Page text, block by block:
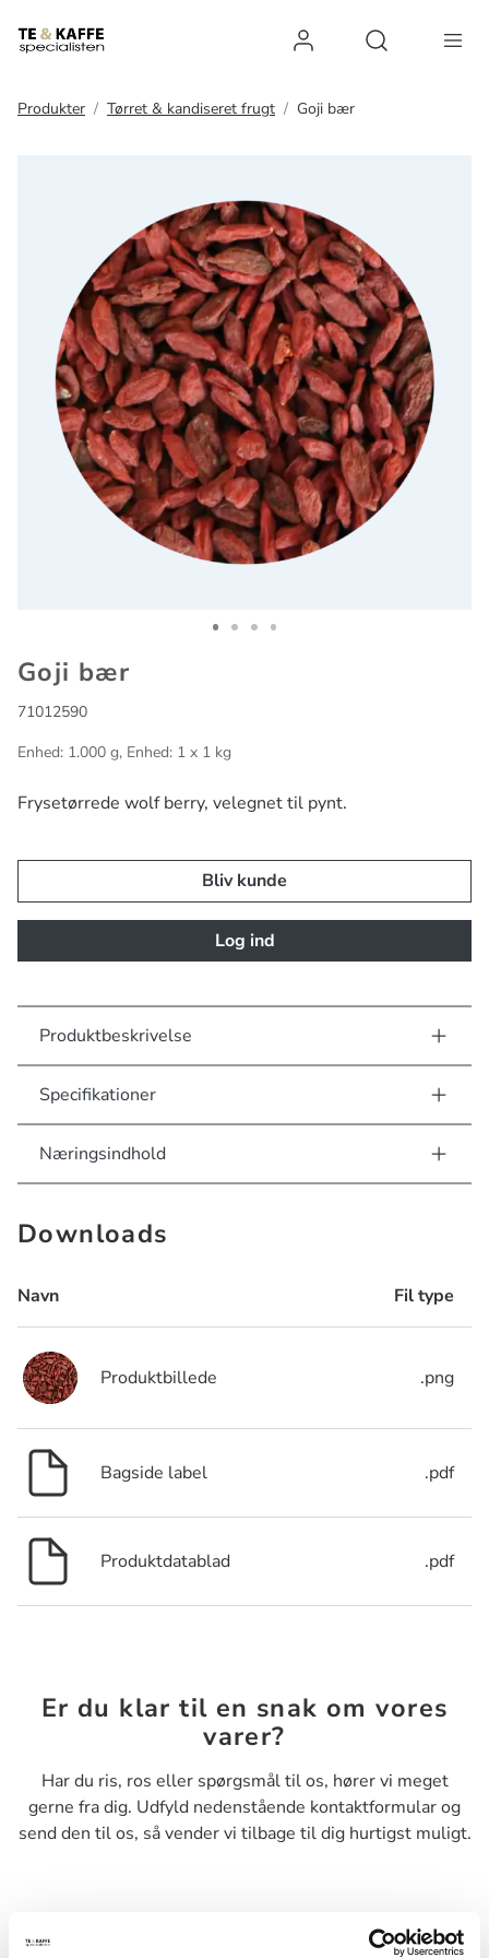
Log ind
Produkter Tørret & kandiseret frugt Goji bær
Goji bær
71012590
Enhed: 1.000 g, Enhed: 1 x 1 kg
Frysetørrede wolf berry, velegnet til pynt.
Bliv kunde
Log ind
Produktbeskrivelse
Specifikationer
Næringsindhold
Downloads
Navn Fil type
Produktbillede .png
Bagside label .pdf
Produktdatablad .pdf
Er du klar til en snak om vores
varer?
Har du ris, ros eller spørgsmål til os, hører vi meget
gerne fra dig. Udfyld nedenstående kontaktformular og
send den til os, så vender vi tilbage til dig hurtigst muligt.